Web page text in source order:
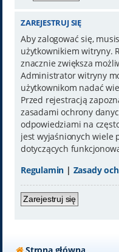
ZAREJESTRUJ SIĘ
Aby zalogować się,
użytkownikiem witryny.
znacznie zwiększa
Administrator witryny
użytkownikom nadać
Przed rejestracją
zasadami ochrony
odpowiedziami na
jest wyjaśnionych wiele
dotyczących
Regulamin | Zasady
Zarejestruj się
Strona główna